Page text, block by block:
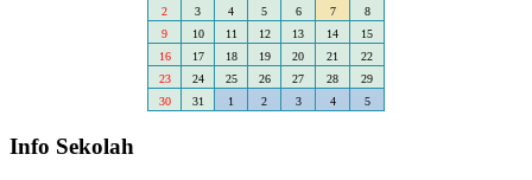
2
3 4 5 6 7
8
9
10 11 12 13 14
15
16
17 18 19 20 21
22
23
24 25 26 27 28
29
30
31 1 2 3 4 5
Info Sekolah